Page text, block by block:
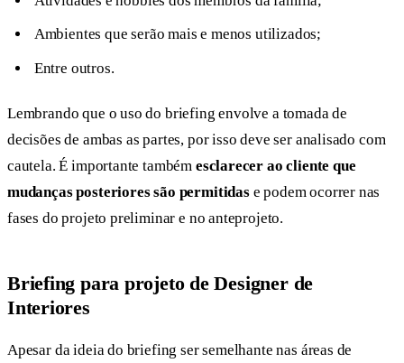
Ambientes que serão mais e menos utilizados;
Entre outros.
Lembrando que o uso do briefing envolve a tomada de
decisões de ambas as partes, por isso deve ser analisado com
cautela. É importante também esclarecer ao cliente que
mudanças posteriores são permitidase podem ocorrer nas
fases do projeto preliminar e no anteprojeto.
Briefing para projeto de Designer de
Interiores
Apesar da ideia do briefing ser semelhante nas áreas de